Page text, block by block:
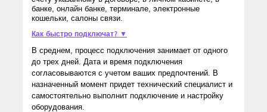
банке, онлайн банке, терминале, электронные
кошельки, салоны связи.
Как быстро подключат? ▼
В среднем, процесс подключения занимает от одного
до трех дней. Дата и время подключения
согласовываются с учетом ваших предпочтений. В
назначенный момент придет технический специалист и
самостоятельно выполнит подключение и настройку
оборудования.